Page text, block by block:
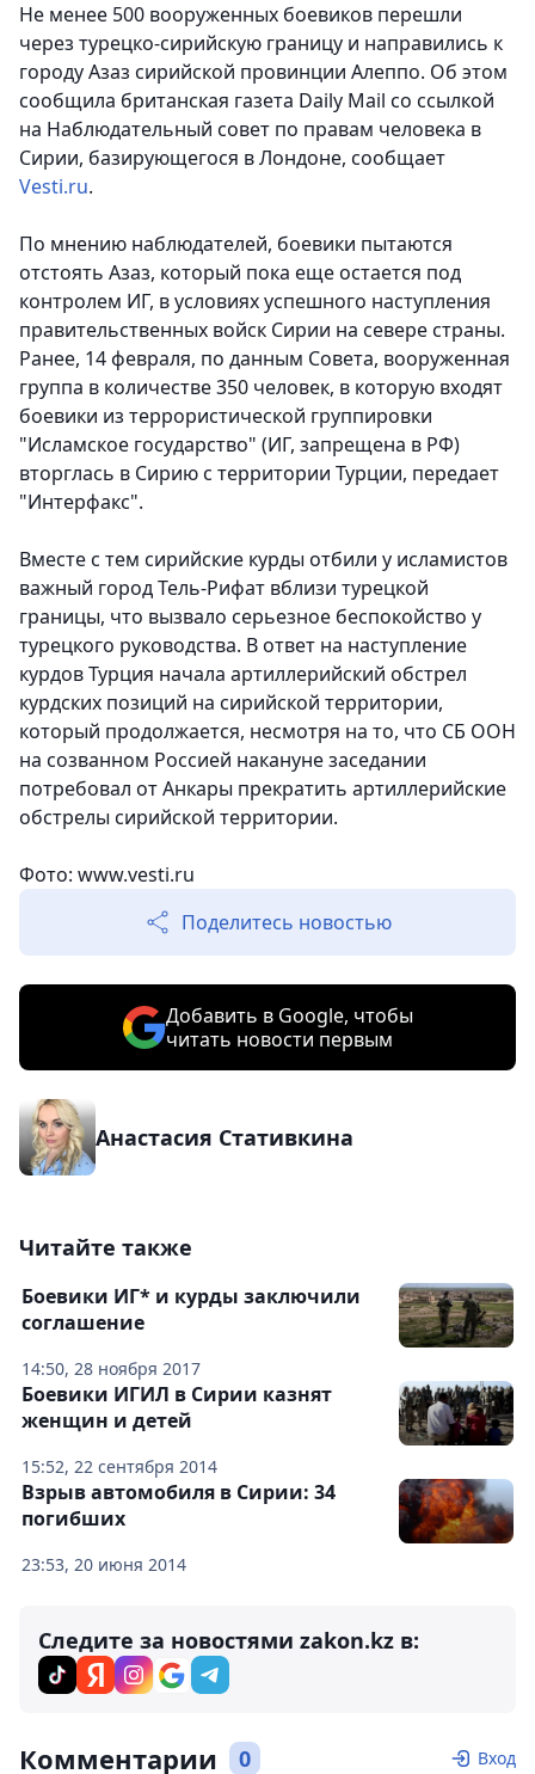
Не менее 500 вооруженных боевиков перешли
через турецко-сирийскую границу и направились к
городу Азаз сирийской провинции Алеппо. Об этом
сообщила британская газета Dаily Mail со ссылкой
на Наблюдательный совет по правам человека в
Сирии, базирующегося в Лондоне, сообщает
Vesti.ru.
По мнению наблюдателей, боевики пытаются
отстоять Азаз, который пока еще остается под
контролем ИГ, в условиях успешного наступления
правительственных войск Сирии на севере страны.
Ранее, 14 февраля, по данным Совета, вооруженная
группа в количестве 350 человек, в которую входят
боевики из террористической группировки
"Исламское государство" (ИГ, запрещена в РФ)
вторглась в Сирию с территории Турции, передает
"Интерфакс".
Вместе с тем сирийские курды отбили у исламистов
важный город Тель-Рифат вблизи турецкой
границы, что вызвало серьезное беспокойство у
турецкого руководства. В ответ на наступление
курдов Турция начала артиллерийский обстрел
курдских позиций на сирийской территории,
который продолжается, несмотря на то, что СБ ООН
на созванном Россией накануне заседании
потребовал от Анкары прекратить артиллерийские
обстрелы сирийской территории.
Фото: www.vesti.ru
Поделитесь новостью
Добавить в Google, чтобы
читать новости первым
Анастасия Стативкина
Читайте также
14:50, 28 ноября 2017
Боевики ИГ* и курды заключили
соглашение
15:52, 22 сентября 2014
Боевики ИГИЛ в Сирии казнят
женщин и детей
23:53, 20 июня 2014
Взрыв автомобиля в Сирии: 34
погибших
Следите за новостями zakon.kz в:
Комментарии 0 Вход